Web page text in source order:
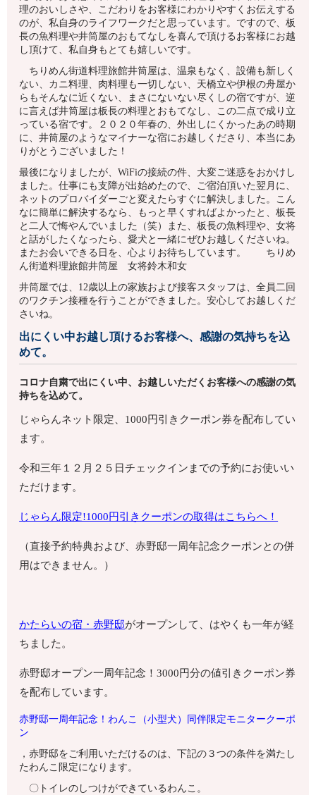
理のおいしさや、こだわりをお客様にわかりやすくお伝えする
のが、私自身のライフワークだと思っています。ですので、板
長の魚料理や井筒屋のおもてなしを喜んで頂けるお客様にお越
し頂けて、私自身もとても嬉しいです。
ちりめん街道料理旅館井筒屋は、温泉もなく、設備も新しく
ない、カニ料理、肉料理も一切しない、天橋立や伊根の舟屋か
らもそんなに近くない、まさにないない尽くしの宿ですが、逆
に言えば井筒屋は板長の料理とおもてなし、この二点で成り立
っている宿です。２０２０年春の、外出しにくかったあの時期
に、井筒屋のようなマイナーな宿にお越しくださり、本当にあ
りがとうございました！
最後になりましたが、WiFiの接続の件、大変ご迷惑をおかけし
ました。仕事にも支障が出始めたので、ご宿泊頂いた翌月に、
ネットのプロバイダーごと変えたらすぐに解決しました。こん
なに簡単に解決するなら、もっと早くすればよかったと、板長
と二人で悔やんでいました（笑）
また、板長の魚料理や、女将
と話がしたくなったら、愛犬と一緒にぜひお越しくださいね。
またお会いできる日を、心よりお待ちしています。 ちりめ
ん街道料理旅館井筒屋 女将鈴木和女
井筒屋では、12歳以上の家族および接客スタッフは、全員二回
のワクチン接種を行うことができました。安心してお越しくだ
さいね。
出にくい中お越し頂けるお客様へ、感謝の気持ちを込
めて。
コロナ自粛で出にくい中、お越しいただくお客様への感謝の気
持ちを込めて。
じゃらんネット限定、1000円引きクーポン券を配布してい
ます。
令和三年１２月２５日チェックインまでの予約にお使いい
ただけます。
じゃらん限定!1000円引きクーポンの取得はこちらへ！
（直接予約特典および、赤野邸一周年記念クーポンとの併
用はできません。）
かたらいの宿・赤野邸がオープンして、はやくも一年が経
ちました。
赤野邸オープン一周年記念！3000円分の値引きクーポン券
を配布しています。
赤野邸一周年記念！わんこ（小型犬）同伴限定モニタークーポ
ン
，赤野邸をご利用いただけるのは、下記の３つの条件を満たし
たわんこ限定になります。
〇トイレのしつけができているわんこ。